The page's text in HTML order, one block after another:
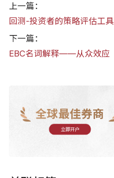
上一篇：
回测-投资者的策略评估工具
下一篇：
EBC名词解释——从众效应
全球最佳券商
立即开户